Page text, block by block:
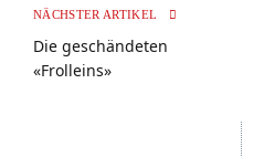
NÄCHSTER ARTIKEL
Die geschändeten
«Frolleins»